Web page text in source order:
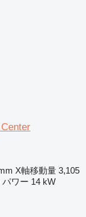
X軸移動量 3,105
パワー 14 kW